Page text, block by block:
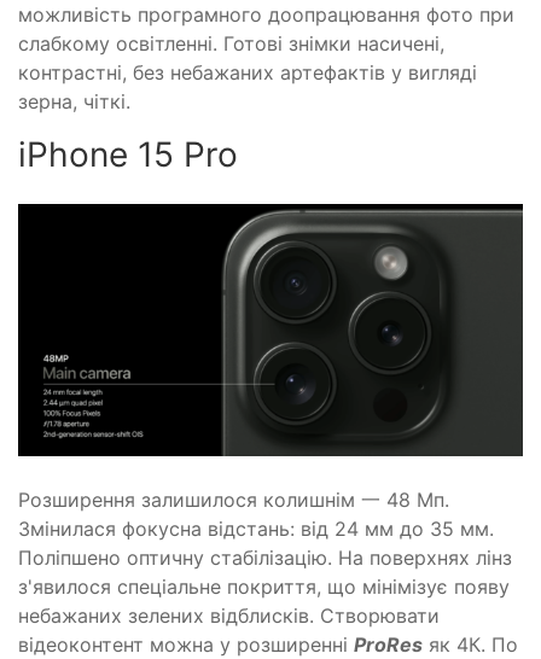
можливість програмного доопрацювання фото при
слабкому освітленні. Готові знімки насичені,
контрастні, без небажаних артефактів у вигляді
зерна, чіткі.
iPhone 15 Pro
Розширення залишилося колишнім 一 48 Мп.
Змінилася фокусна відстань: від 24 мм до 35 мм.
Поліпшено оптичну стабілізацію. На поверхнях лінз
з'явилося спеціальне покриття, що мінімізує появу
небажаних зелених відблисків. Створювати
відеоконтент можна у розширенні ProRes як 4К. По